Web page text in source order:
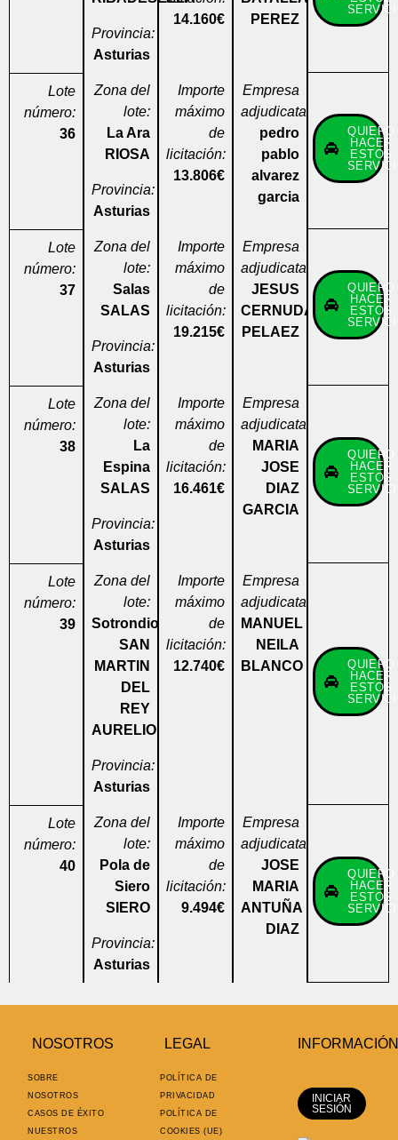
Provincia:
Asturias
14.160€
PEREZ
Lote
número:
36
Zona del
lote:
La Ara
RIOSA
Provincia:
Asturias
Importe
máximo
de
licitación:
13.806€
Empresa
adjudicataria:
pedro
pablo
alvarez
garcia
QUIERO
HACER
ESTOS
Lote
número:
37
Zona del
lote:
Salas
SALAS
Provincia:
Asturias
Importe
máximo
de
licitación:
19.215€
Empresa
adjudicataria:
JESUS
CERNUDA
PELAEZ
QUIERO
HACER
ESTOS
Lote
número:
38
Zona del
lote:
La
Espina
SALAS
Provincia:
Asturias
Importe
máximo
de
licitación:
16.461€
Empresa
adjudicataria:
MARIA
JOSE
DIAZ
GARCIA
QUIERO
HACER
ESTOS
Lote
número:
39
Zona del
lote:
Sotrondio
SAN
MARTIN
DEL
REY
AURELIO
Provincia:
Asturias
Importe
máximo
de
licitación:
12.740€
Empresa
adjudicataria:
MANUEL
NEILA
BLANCO
QUIERO
HACER
ESTOS
Lote
número:
40
Zona del
lote:
Pola de
Siero
SIERO
Provincia:
Asturias
Importe
máximo
de
licitación:
9.494€
Empresa
adjudicataria:
JOSE
MARIA
ANTUÑA
DIAZ
QUIERO
HACER
ESTOS
NOSOTROS
SOBRE
NOSOTROS
CASOS DE ÉXITO
NUESTROS
LEGAL
POLÍTICA DE
PRIVACIDAD
POLÍTICA DE
COOKIES (UE)
INFORMACIÓN
INICIAR
SESIÓN